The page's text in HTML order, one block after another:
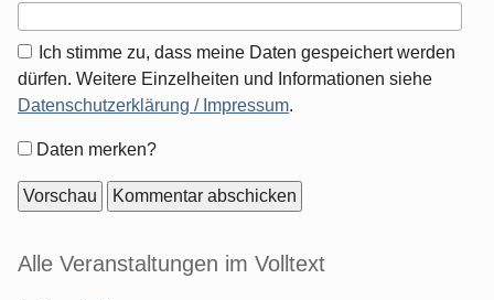
Ich stimme zu, dass meine Daten gespeichert werden
dürfen. Weitere Einzelheiten und Informationen siehe
Datenschutzerklärung / Impressum.
Formular-
Daten merken?
Seitenleiste
Alle Veranstaltungen im Volltext